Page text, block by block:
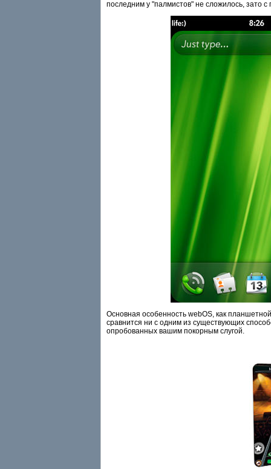
последним у "палмистов" не сложилось, зато
Основная особенность webOS, как
сравнится ни с одним из существующих
опробованных вашим покорным слугой.